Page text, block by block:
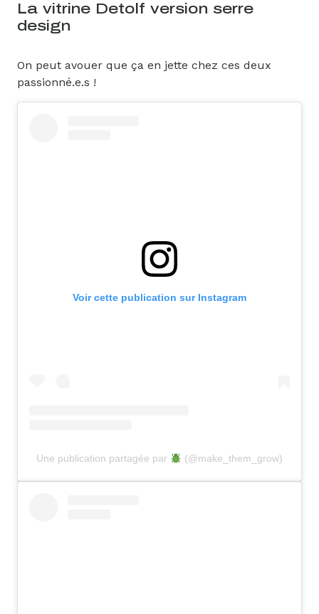
La vitrine Detolf version serre
design
On peut avouer que ça en jette chez ces deux
passionné.e.s !
Voir cette publication sur Instagram
Une publication partagée par (@make_them_grow)